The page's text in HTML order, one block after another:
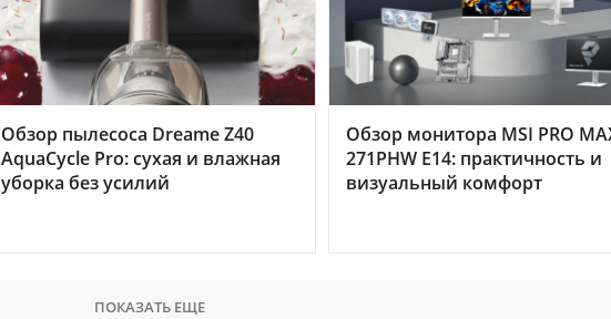
Обзор пылесоса Dreame Z40
AquaCycle Pro: сухая и влажная
уборка без усилий
Обзор монитора MSI PRO
271PHW E14: практичность и
визуальный комфорт
ПОКАЗАТЬ ЕЩЕ